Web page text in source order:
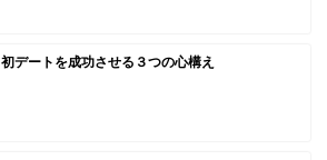
初デートを成功させる３つの心構え